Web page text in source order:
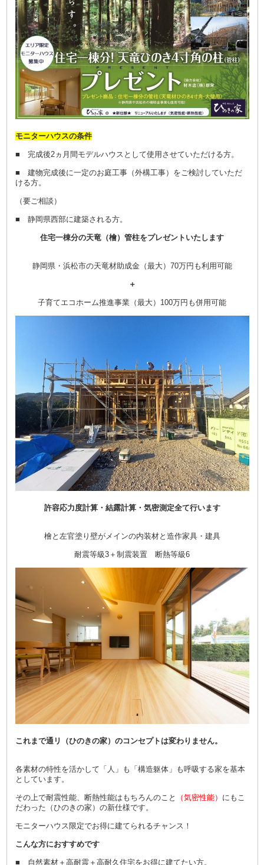
モニターハウスの条件
■ 完成後2ヵ月間モデルハウスとして使用させていただける方。
■ 建物完成後に一定のお庭工事（外構工事）をご検討していただ
ける方。
（要ご相談）
■ 静岡県西部に建築される方。
住宅一棟分の天竜（檜）管柱をプレゼントいたします
静岡県・浜松市の天竜材助成金（最大）70万円も利用可能
＋
子育てエコホーム推進事業（最大）100万円も併用可能
許容応力度計算・結露計算・気密測定全て行います
檜と左官塗り壁がメインの内装材と造作家具・建具
耐震等級3＋制震装置 断熱等級6
これまで通リ（ひのきの家）のコンセプトは変わりません。
各素材の特性を活かして「人」も「構造躯体」も呼吸する家を基本
としています。
その上で耐震性能、断熱性能はもちろんのこと （気密性能） にもこ
だわった（ひのきの家）の新仕様です。
モニターハウス限定でお得に建てられるチャンス！
こんな方におすすめです
■ 自然素材＋高耐震＋高耐久住宅をお得に建てたい方。